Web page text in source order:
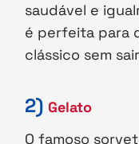
saudável e
é perfeita para
clássico sem
2) Gelato
O famoso